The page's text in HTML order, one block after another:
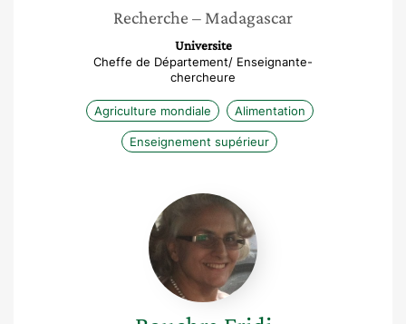
Recherche – Madagascar
Universite
Cheffe de Département/ Enseignante-
chercheure
Agriculture mondiale Alimentation
Enseignement supérieur
Bouchra
Fridi